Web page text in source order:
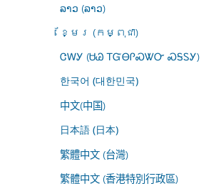
ລາວ (ລາວ)
ខ្មែរ (កម្ពុជា)
ᏣᎳᎩ (ᏌᏊ ᎢᏳᎾᎵᏍᏔᏅ ᏍᎦᏚᎩ)
한국어 (대한민국)
中文(中国)
日本語 (日本)
繁體中文 (台灣)
繁體中文 (香港特別行政區)